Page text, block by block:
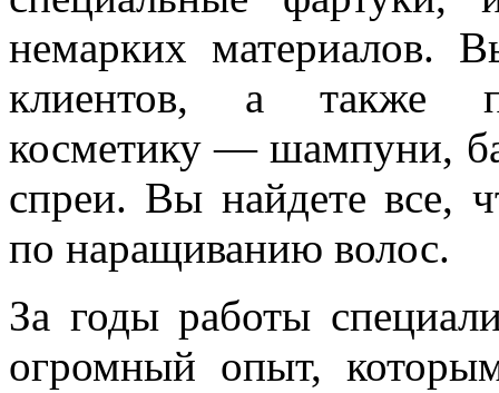
немарких материалов.
клиентов, а также
косметику — шампуни,
спреи. Вы найдете все,
по наращиванию волос.
За годы работы
огромный опыт,